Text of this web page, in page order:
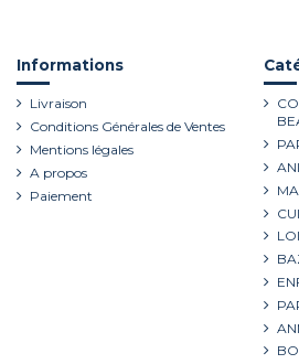
Informations
Livraison
Conditions Générales de Ventes
Mentions légales
A propos
Paiement